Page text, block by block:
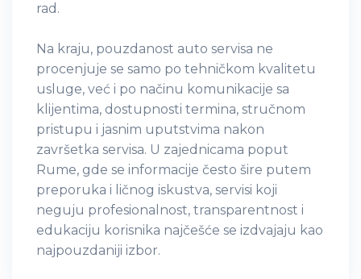
rad.
Na kraju, pouzdanost auto servisa ne
procenjuje se samo po tehničkom kvalitetu
usluge, već i po načinu komunikacije sa
klijentima, dostupnosti termina, stručnom
pristupu i jasnim uputstvima nakon
završetka servisa. U zajednicama poput
Rume, gde se informacije često šire putem
preporuka i ličnog iskustva, servisi koji
neguju profesionalnost, transparentnost i
edukaciju korisnika najčešće se izdvajaju kao
najpouzdaniji izbor.